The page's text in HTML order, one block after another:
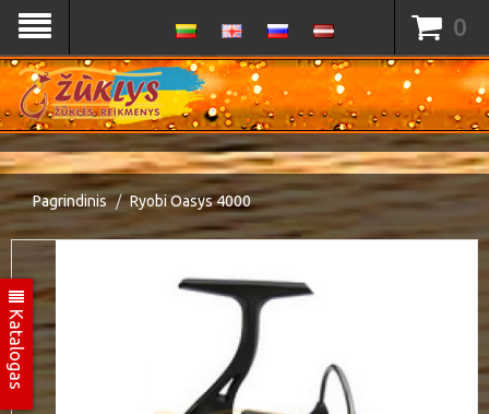
Katalogas
0
Pagrindinis Ryobi Oasys 4000